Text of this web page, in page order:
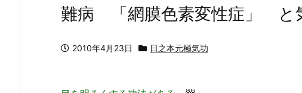
難病 「網膜色素変性症」
2010年4月23日 日之本元極気功